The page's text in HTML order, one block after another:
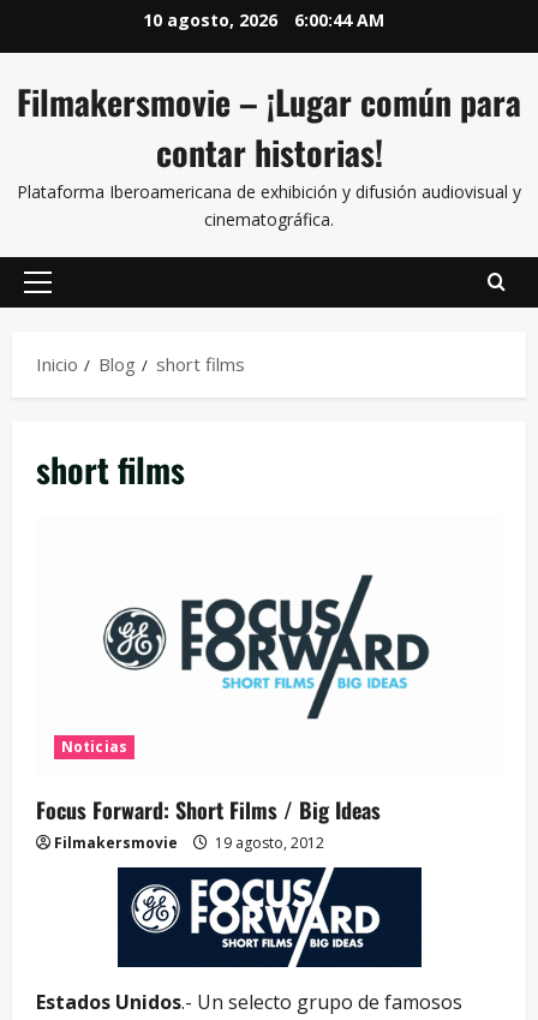
10 agosto, 2026 6:00:44 AM
Filmakersmovie – ¡Lugar común para
contar historias!
Plataforma Iberoamericana de exhibición y difusión audiovisual y
cinematográfica.
Inicio Blog short films
short films
Noticias
Focus Forward: Short Films / Big Ideas
Filmakersmovie 19 agosto, 2012
Estados Unidos.- Un selecto grupo de famosos